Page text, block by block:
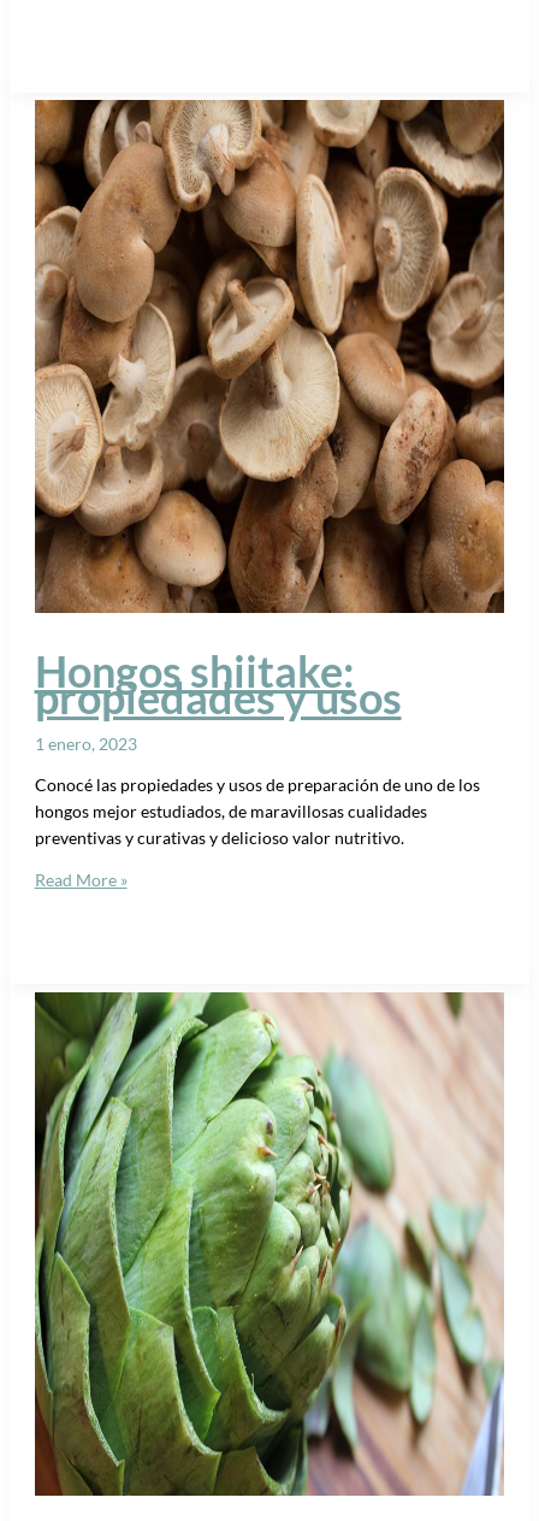
Hongos shiitake:
propiedades y usos
1 enero, 2023
Conocé las propiedades y usos de preparación de uno de los
hongos mejor estudiados, de maravillosas cualidades
preventivas y curativas y delicioso valor nutritivo.
Read More »